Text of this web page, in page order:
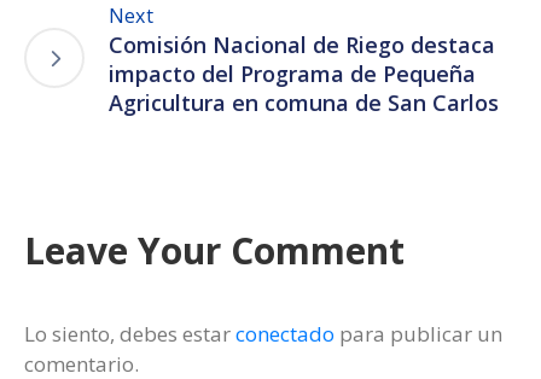
Next
Comisión Nacional de Riego destaca
impacto del Programa de Pequeña
Agricultura en comuna de San Carlos
Leave Your Comment
Lo siento, debes estarconectado para publicar un
comentario.